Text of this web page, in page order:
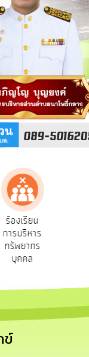
ร้องเรียน
การบริหาร
ทรัพยากร
บุคคล
ข์